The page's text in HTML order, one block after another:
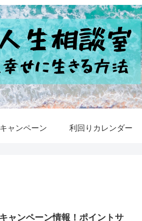
キャンペーン 利回りカレンダー
ャンペーン情報！ポイントサ